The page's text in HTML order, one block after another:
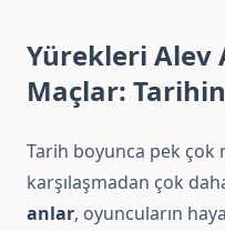
Yürekleri Alev
Maçlar:
Tarih boyunca pek çok
karşılaşmadan çok
anlar, oyuncuların